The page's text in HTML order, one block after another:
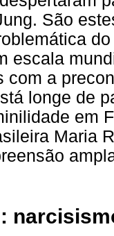
São
escala
com a
longe de
em
Maria